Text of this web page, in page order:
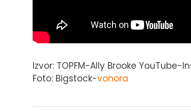
Izvor: TOPFM-Ally Brooke YouTube-
Foto: Bigstock-vonora